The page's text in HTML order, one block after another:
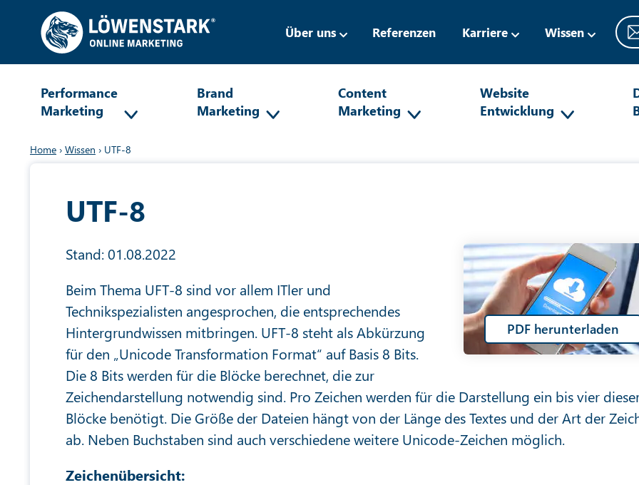
Über uns Referenzen Karriere Wissen
Performance
Marketing
Brand
Marketing
Content
Marketing
Website
Entwicklung
Home › Wissen › UTF-8
UTF-8
PDF herunterladen
Stand: 01.08.2022
Beim Thema UFT-8 sind vor allem ITler und
Technikspezialisten angesprochen, die entsprechendes
Hintergrundwissen mitbringen. UFT-8 steht als Abkürzung
für den „Unicode Transformation Format“ auf Basis 8 Bits.
Die 8 Bits werden für die Blöcke berechnet, die zur
Zeichendarstellung notwendig sind. Pro Zeichen werden für die Darstellung ein bis vier
Blöcke benötigt. Die Größe der Dateien hängt von der Länge des Textes und der Art der
ab. Neben Buchstaben sind auch verschiedene weitere Unicode-Zeichen möglich.
Zeichenübersicht: